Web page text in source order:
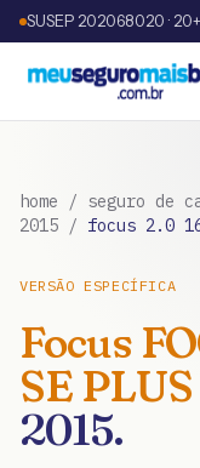
SUSEP 202068020 ·
home / seguro de
2015 / focus 2.0
VERSÃO ESPECÍFICA
Focus
SE
2015.